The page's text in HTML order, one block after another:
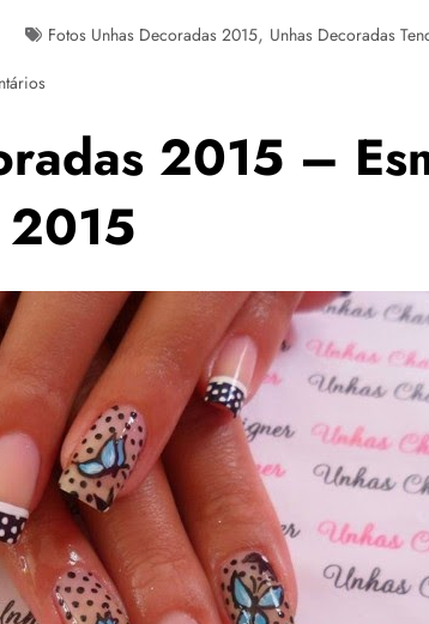
Fotos Unhas Decoradas 2015, Unhas Decoradas
2015 –
2015